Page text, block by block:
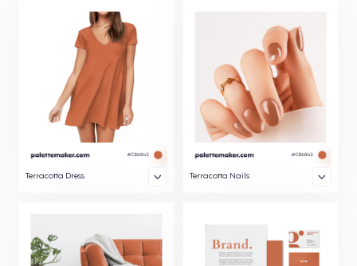
Terracotta Dress Terracotta Nails